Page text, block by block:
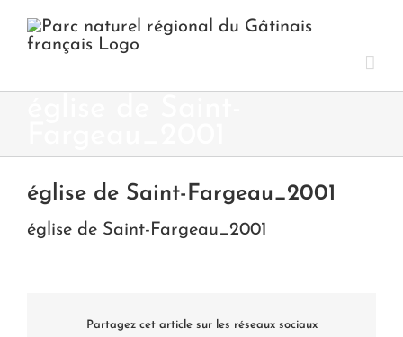
contenu
église de Saint-Fargeau_2001
église de Saint-Fargeau_2001
Partagez cet article sur les réseaux sociaux